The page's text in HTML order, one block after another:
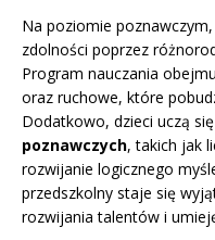
Na poziomie
zdolności poprzez
Program nauczania
oraz ruchowe, które
Dodatkowo, dzieci uczą
poznawczych, takich jak
rozwijanie logicznego
przedszkolny staje się
rozwijania talentów i